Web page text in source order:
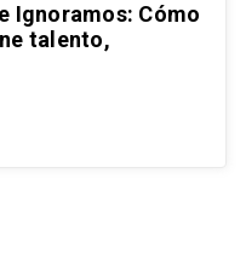
Ignoramos: Cómo
talento,